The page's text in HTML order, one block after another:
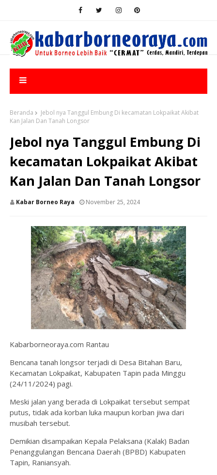
Beranda
Jebol nya Tanggul Embung Di kecamatan Lokpaikat Akibat
Kan Jalan Dan Tanah Longsor
Jebol nya Tanggul Embung Di
kecamatan Lokpaikat Akibat
Kan Jalan Dan Tanah Longsor
Kabar Borneo Raya November 25, 2024
Kabarborneoraya.com Rantau
Bencana tanah longsor terjadi di Desa Bitahan Baru,
Kecamatan Lokpaikat, Kabupaten Tapin pada Minggu
(24/11/2024) pagi.
Meski jalan yang berada di Lokpaikat tersebut sempat
putus, tidak ada korban luka maupun korban jiwa dari
musibah tersebut.
Demikian disampaikan Kepala Pelaksana (Kalak) Badan
Penanggulangan Bencana Daerah (BPBD) Kabupaten
Tapin, Raniansyah.